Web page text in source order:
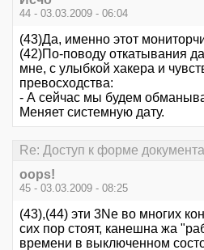
44 - 03.03.2009 - 06:04
(43)Да, именно этот
(42)По-поводу откатывания
мне, с улыбкой хакера и
превосходства:
- А сейчас мы будем
Меняет системную дату.
Re: Доступ к форме
oops!
45 - 03.03.2009 - 08:25
(43),(44) эти 3Ne во многих
сих пор стоят, канешна жа
времени в выключенном